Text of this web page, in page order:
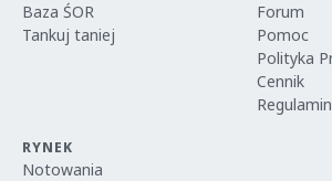
Baza ŚOR
Tankuj taniej
Forum
Pomoc
Polityka
Cennik
Regulamin
RYNEK
Notowania